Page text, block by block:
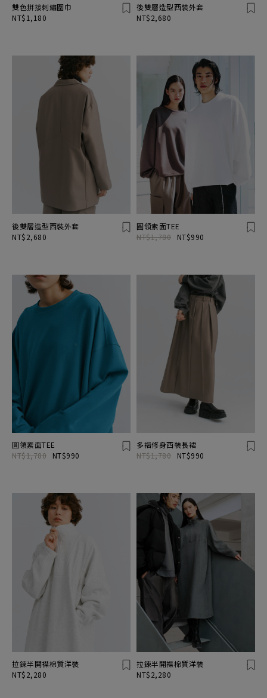
雙色拼接刺繡圍巾
NT$1,180
後雙層造型西裝外套
NT$2,680
後雙層造型西裝外套
NT$2,680
圓領素面TEE
NT$1,780
NT$990
圓領素面TEE
NT$1,780
NT$990
多褶修身西裝長裙
NT$1,780
NT$990
拉鍊半開襟棉質洋裝
NT$2,280
拉鍊半開襟棉質洋裝
NT$2,280